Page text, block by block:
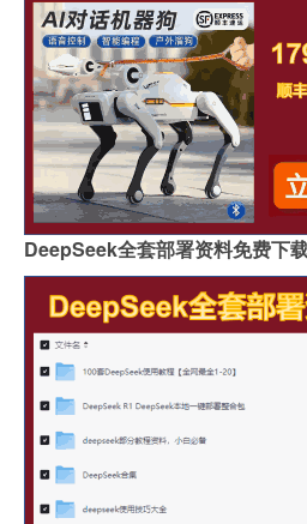
DeepSeek全套部署资料免费下